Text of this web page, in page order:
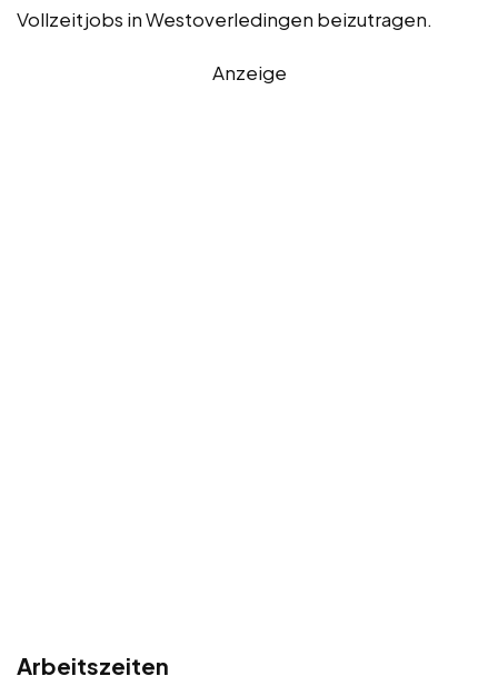
Vollzeitjobs in Westoverledingen beizutragen.
Anzeige
Arbeitszeiten